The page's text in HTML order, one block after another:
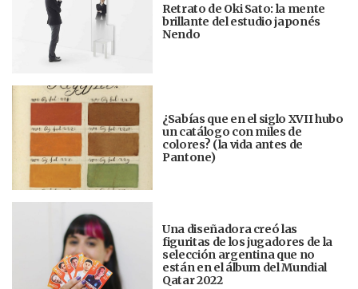
Retrato de Oki Sato: la mente
brillante del estudio japonés
Nendo
¿Sabías que en el siglo XVII hubo
un catálogo con miles de
colores? (la vida antes de
Pantone)
Una diseñadora creó las
figuritas de los jugadores de la
selección argentina que no
están en el álbum del Mundial
Qatar 2022